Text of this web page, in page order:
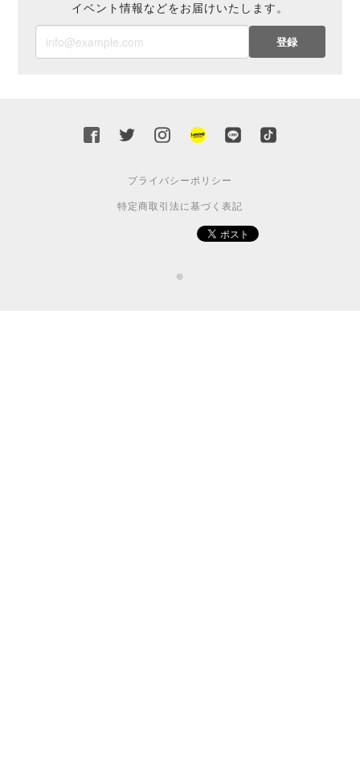
イベント情報などをお届けいたします。
登録
プライバシーポリシー
特定商取引法に基づく表記
©